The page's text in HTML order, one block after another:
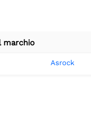
marchio
Asrock